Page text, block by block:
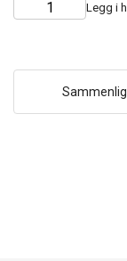
Choose
Quantity Legg i